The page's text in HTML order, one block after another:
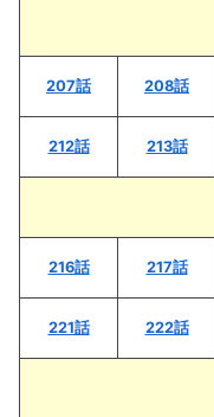
207話 208話
212話 213話
216話 217話
221話 222話